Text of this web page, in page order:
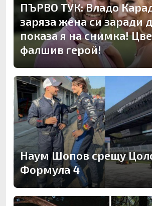
ПЪРВО ТУК: Владо
заряза жена си заради
показа я на снимка!
фалшив герой!
Наум Шопов срещу
Формула 4